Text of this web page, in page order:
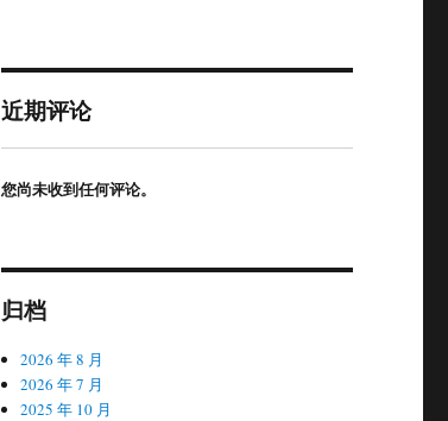
近期评论
您尚未收到任何评论。
归档
2026 年 8 月
2026 年 7 月
2025 年 10 月